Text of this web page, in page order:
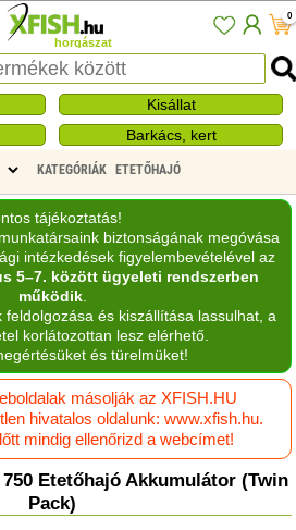
horgászat
0
Kisállat
Barkács, kert
KATEGÓRIÁK ETETŐHAJÓ
tájékoztatás!
biztonságának megóvása
intézkedések figyelembevételével az
5–7. között ügyeleti rendszerben
működik.
és kiszállítása lassulhat, a
korlátozottan lesz elérhető.
és türelmüket!
másolják az XFISH.HU
hivatalos oldalunk: www.xfish.hu.
mindig ellenőrizd a webcímet!
Etetőhajó Akkumulátor (Twin
Pack)